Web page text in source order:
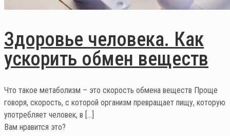
Здоровье человека. Как
ускорить обмен веществ
Что такое метаболизм – это скорость обмена веществ Проще
говоря, скорость, с которой организм превращает пищу, которую
употребляет человек, в […]
Вам нравится это?